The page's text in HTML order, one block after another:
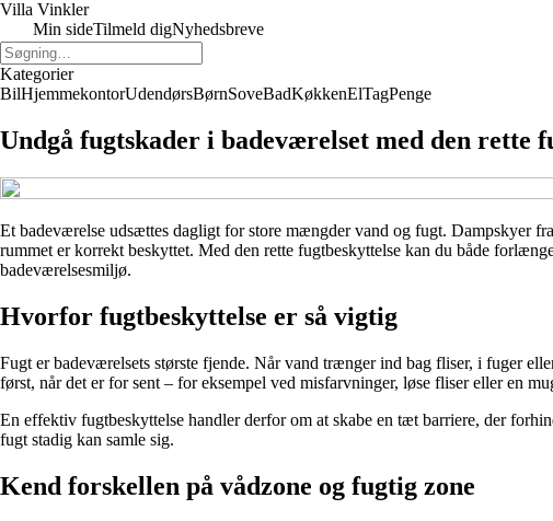
Villa Vinkler
Min sideTilmeld digNyhedsbreve
Kategorier
BilHjemmekontorUdendørsBørnSoveBadKøkkenElTagPenge
Undgå fugtskader i badeværelset med den rette
Et badeværelse udsættes dagligt for store mængder vand og fugt. Dampskyer
rummet er korrekt beskyttet. Med den rette fugtbeskyttelse kan du både
badeværelsesmiljø.
Hvorfor fugtbeskyttelse er så vigtig
Fugt er badeværelsets største fjende. Når vand trænger ind bag fliser, i fuger
først, når det er for sent – for eksempel ved misfarvninger, løse fliser eller en
En effektiv fugtbeskyttelse handler derfor om at skabe en tæt barriere, der
fugt stadig kan samle sig.
Kend forskellen på vådzone og fugtig zone